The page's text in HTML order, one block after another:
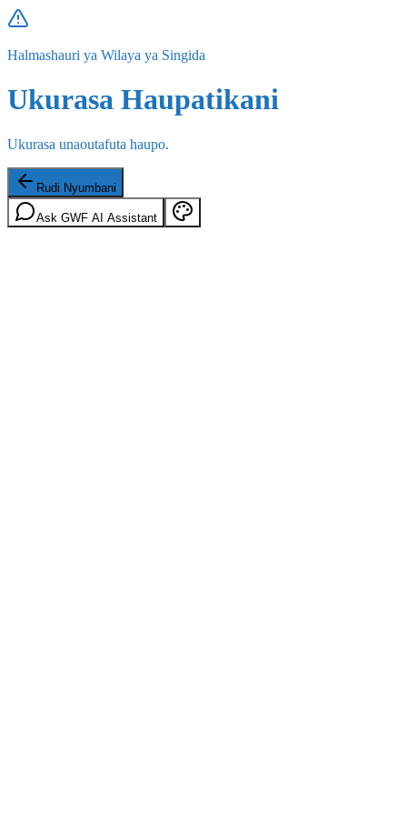
Halmashauri ya Wilaya ya Singida
Ukurasa Haupatikani
Ukurasa unaoutafuta haupo.
Rudi Nyumbani
Ask GWF AI Assistant